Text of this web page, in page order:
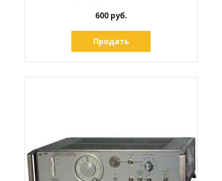
600 руб.
Продать